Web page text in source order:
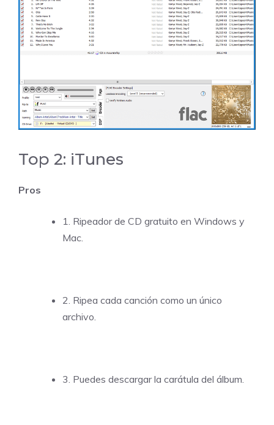
Top 2: iTunes
Pros
1. Ripeador de CD gratuito en Windows y
Mac.
2. Ripea cada canción como un único
archivo.
3. Puedes descargar la carátula del álbum.